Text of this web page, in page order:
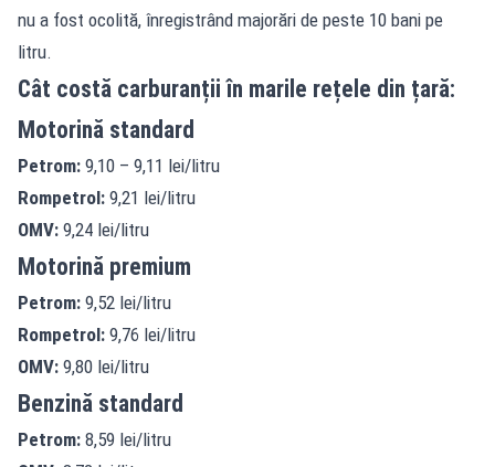
nu a fost ocolită, înregistrând majorări de peste 10 bani pe
litru.
Cât costă carburanții în marile rețele din țară:
Motorină standard
Petrom: 9,10 – 9,11 lei/litru
Rompetrol: 9,21 lei/litru
OMV: 9,24 lei/litru
Motorină premium
Petrom: 9,52 lei/litru
Rompetrol: 9,76 lei/litru
OMV: 9,80 lei/litru
Benzină standard
Petrom: 8,59 lei/litru